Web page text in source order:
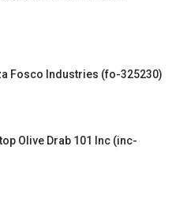
Fosco Industries (fo-325230)
Olive Drab 101 Inc (inc-